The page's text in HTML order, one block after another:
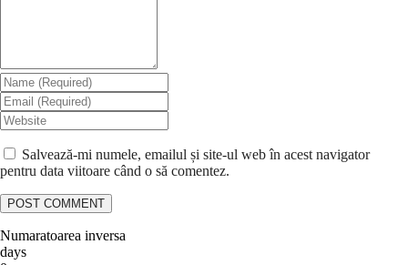
Salvează-mi numele, emailul și site-ul web în acest navigator
pentru data viitoare când o să comentez.
Numaratoarea inversa
days